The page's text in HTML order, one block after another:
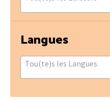
Langues
Tou(te)s les Langues